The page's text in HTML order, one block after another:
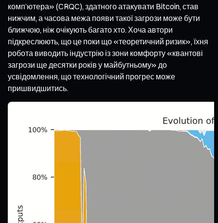
комп’ютера» (CRQC), здатного атакувати Bitcoin, став
нижчим, а часова межа появи такої загрози може бути
ближчою, ніж очікують багато хто. Хоча автори
підкреслюють, що це поки що «теоретичний ризик», їхня
робота виводить індустрію із зони комфорту «квантові
загрози ще десятки років у майбутньому» до
усвідомлення, що технологічний прогрес може
пришвидшитись.